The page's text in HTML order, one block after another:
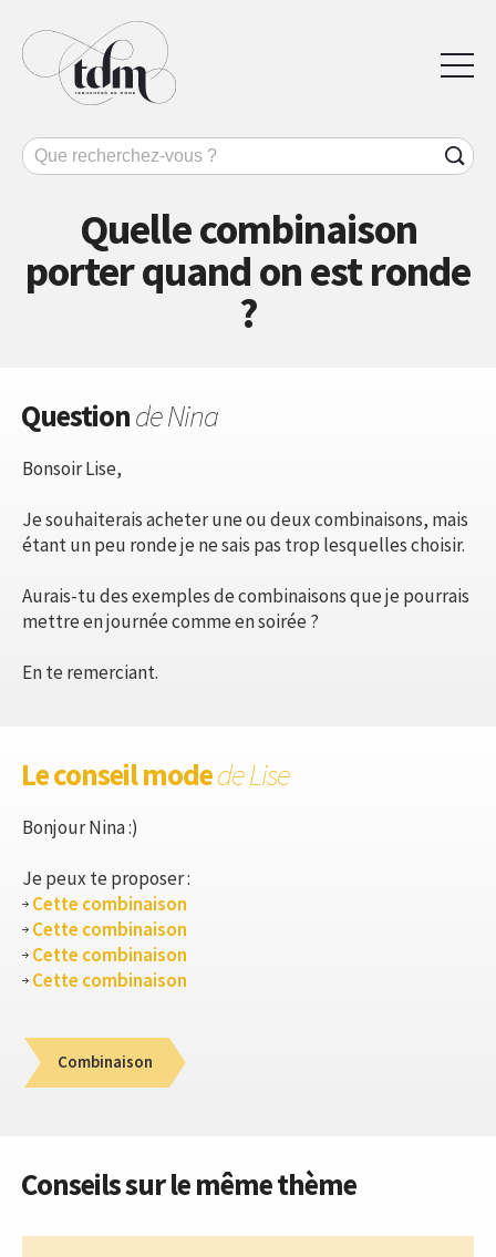
Quelle combinaison
porter quand on est ronde
?
Questionde Nina
Bonsoir Lise,
Je souhaiterais acheter une ou deux combinaisons, mais
étant un peu ronde je ne sais pas trop lesquelles choisir.
Aurais-tu des exemples de combinaisons que je pourrais
mettre en journée comme en soirée ?
En te remerciant.
Le conseil modede Lise
Bonjour Nina :)
Je peux te proposer :
Cette combinaison
Cette combinaison
Cette combinaison
Cette combinaison
Combinaison
Conseils sur le même thème